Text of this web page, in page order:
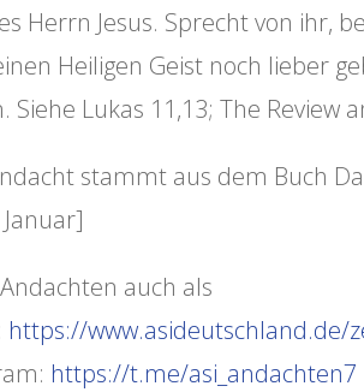
Herrn Jesus. Sprecht von ihr,
Heiligen Geist noch lieber
Siehe Lukas 11,13; The Review
stammt aus dem Buch
auch als
https://www.asideutschland.de/
https://t.me/asi_andachten7